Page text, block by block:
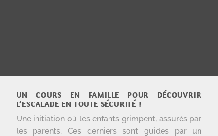
UN COURS EN FAMILLE POUR DÉCOUVRIR
L’ESCALADE EN TOUTE SÉCURITÉ !
Une initiation où les enfants grimpent, assurés par
les parents. Ces derniers sont guidés par un